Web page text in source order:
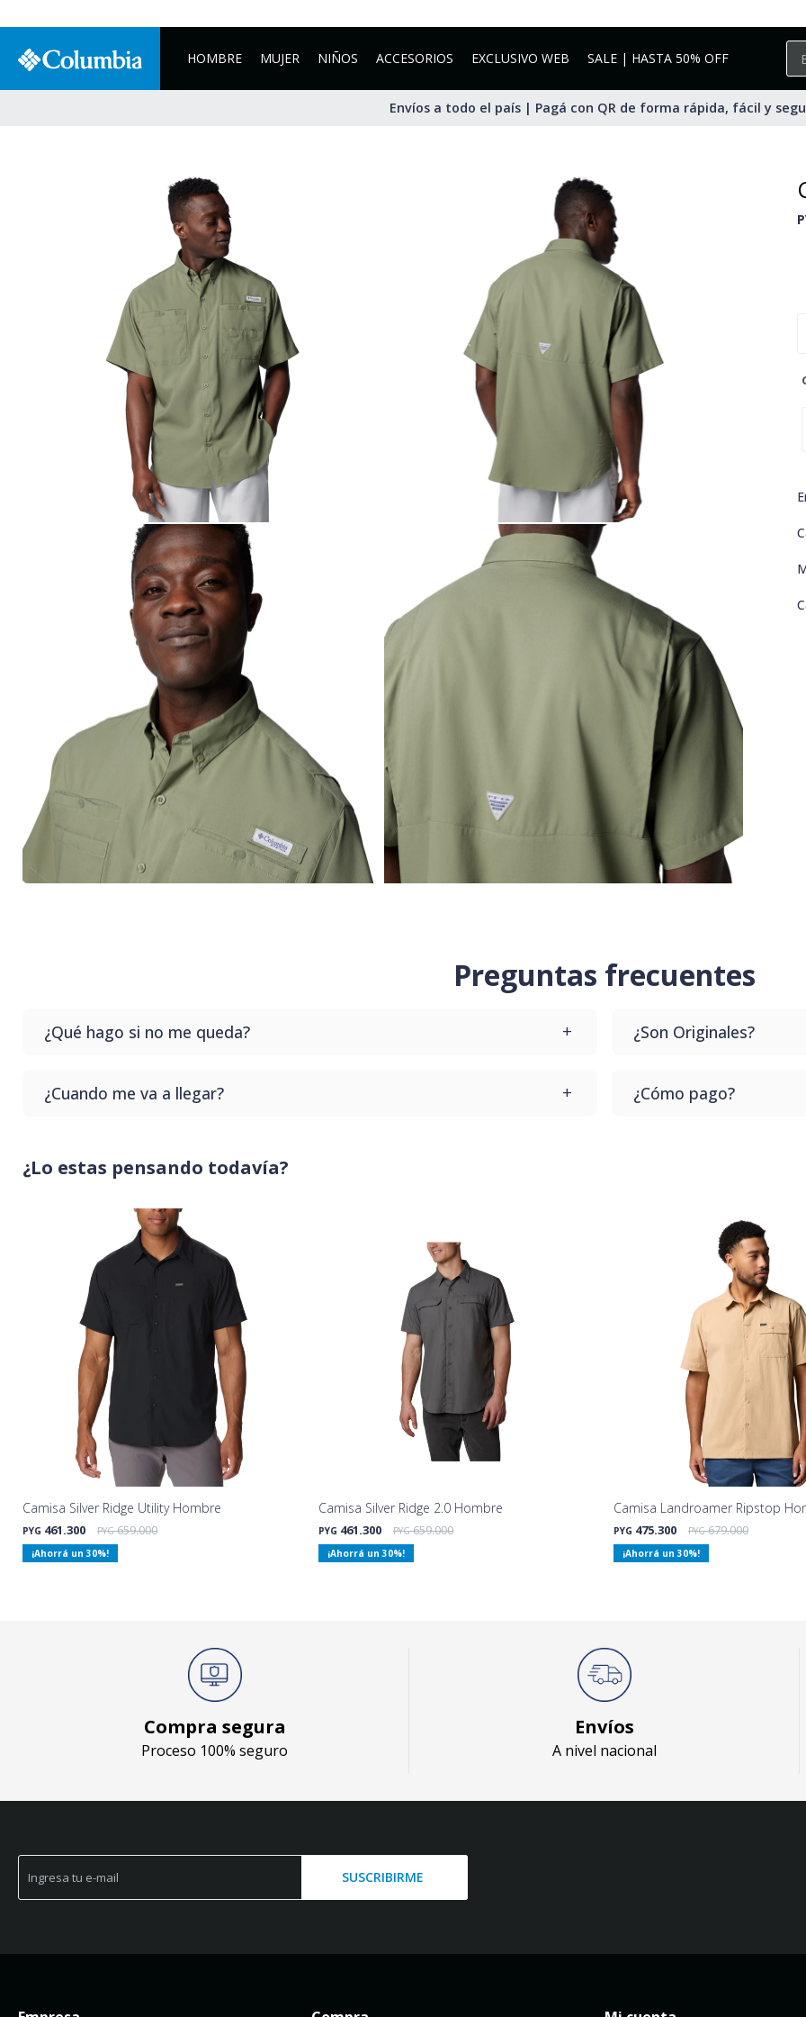
HOMBRE MUJER NIÑOS ACCESORIOS EXCLUSIVO WEB SALE | HASTA 50% OFF
Envíos a todo el país | Pagá con QR de forma rápida, fácil y
Preguntas frecuentes
¿Qué hago si no me queda?
sin costo en nuestro punto de retiro.
¿Son Originales?
¿Cuando me va a llegar? ¿Cómo pago?
¿Lo estas pensando todavía?
Camisa Silver Ridge Utility Hombre
PYG 461.300 PYG 659.000
30
Camisa Silver Ridge 2.0 Hombre
PYG 461.300 PYG 659.000
30
Camisa Landroamer Ripstop
PYG 475.300 PYG 679.000
30
Compra segura
Proceso 100% seguro
Envíos
A nivel nacional
SUSCRIBIRME